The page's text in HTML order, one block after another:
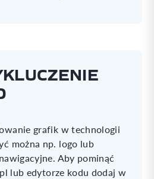
grafik w technologii
można np. logo lub
Aby pominąć
lub edytorze kodu dodaj w